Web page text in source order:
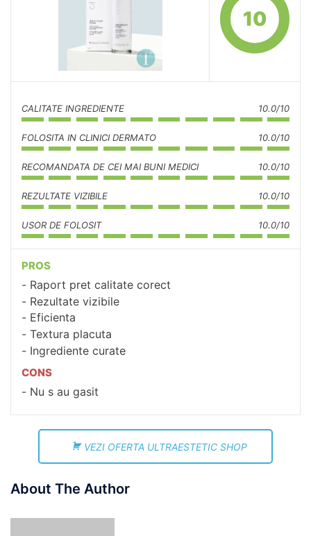
10
CALITATE INGREDIENTE 10.0/10
FOLOSITA IN CLINICI DERMATO 10.0/10
RECOMANDATA DE CEI MAI BUNI MEDICI 10.0/10
REZULTATE VIZIBILE 10.0/10
USOR DE FOLOSIT 10.0/10
PROS
Raport pret calitate corect
Rezultate vizibile
Eficienta
Textura placuta
Ingrediente curate
CONS
Nu s au gasit
VEZI OFERTA ULTRAESTETIC SHOP
About The Author